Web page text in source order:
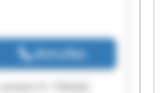
Anrufen